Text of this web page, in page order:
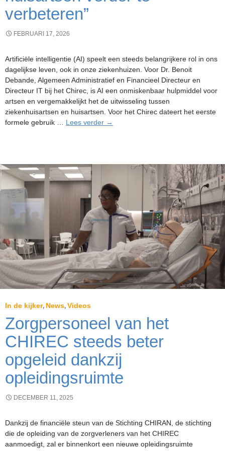
verbeteren”
FEBRUARI 17, 2026
Artificiële intelligentie (AI) speelt een steeds belangrijkere rol in ons
dagelijkse leven, ook in onze ziekenhuizen. Voor Dr. Benoit
Debande, Algemeen Administratief en Financieel Directeur en
Directeur IT bij het Chirec, is AI een onmiskenbaar hulpmiddel voor
artsen en vergemakkelijkt het de uitwisseling tussen
ziekenhuisartsen en huisartsen. Voor het Chirec dateert het eerste
formele gebruik … Lees verder “AI
met
verder
te
verbeteren”
→
In de kijker, News, Videos
Zorgpersoneel van het
CHIREC steeds beter
opgeleid dankzij
opleidingsruimte
DECEMBER 11, 2025
Dankzij de financiële steun van de Stichting CHIRAN, de stichting
die de opleiding van de zorgverleners van het CHIREC
aanmoedigt, zal er binnenkort een nieuwe opleidingsruimte